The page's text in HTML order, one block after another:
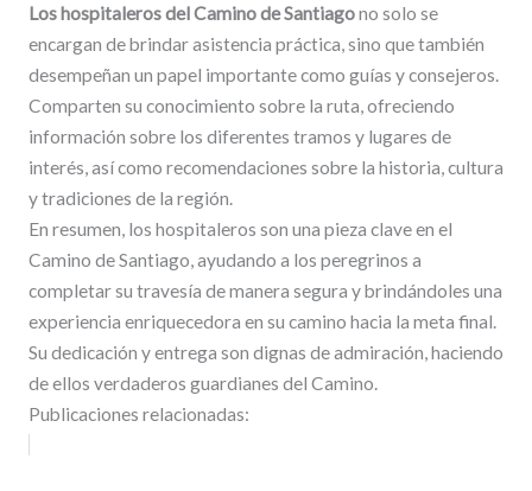
Los hospitaleros del Camino de Santiagono solo se
encargan de brindar asistencia práctica, sino que también
desempeñan un papel importante como guías y consejeros.
Comparten su conocimiento sobre la ruta, ofreciendo
información sobre los diferentes tramos y lugares de
interés, así como recomendaciones sobre la historia, cultura
y tradiciones de la región.
En resumen, los hospitaleros son una pieza clave en el
Camino de Santiago, ayudando a los peregrinos a
completar su travesía de manera segura y brindándoles una
experiencia enriquecedora en su camino hacia la meta final.
Su dedicación y entrega son dignas de admiración, haciendo
de ellos verdaderos guardianes del Camino.
Publicaciones relacionadas: